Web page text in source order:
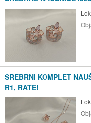
SREBRNI KOMPLET
R1, RATE!